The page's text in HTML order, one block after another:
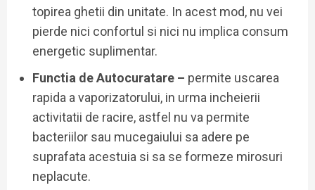
topirea ghetii din unitate. In acest mod, nu vei
pierde nici confortul si nici nu implica consum
energetic suplimentar.
Functia de Autocuratare – permite uscarea
rapida a vaporizatorului, in urma incheierii
activitatii de racire, astfel nu va permite
bacteriilor sau mucegaiului sa adere pe
suprafata acestuia si sa se formeze mirosuri
neplacute.